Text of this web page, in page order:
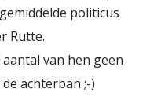
politicus
Rutte.
van hen geen
achterban ;-)